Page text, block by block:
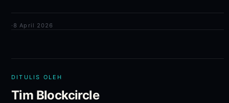
· 8 April 2026
DITULIS OLEH
Tim Blockcircle